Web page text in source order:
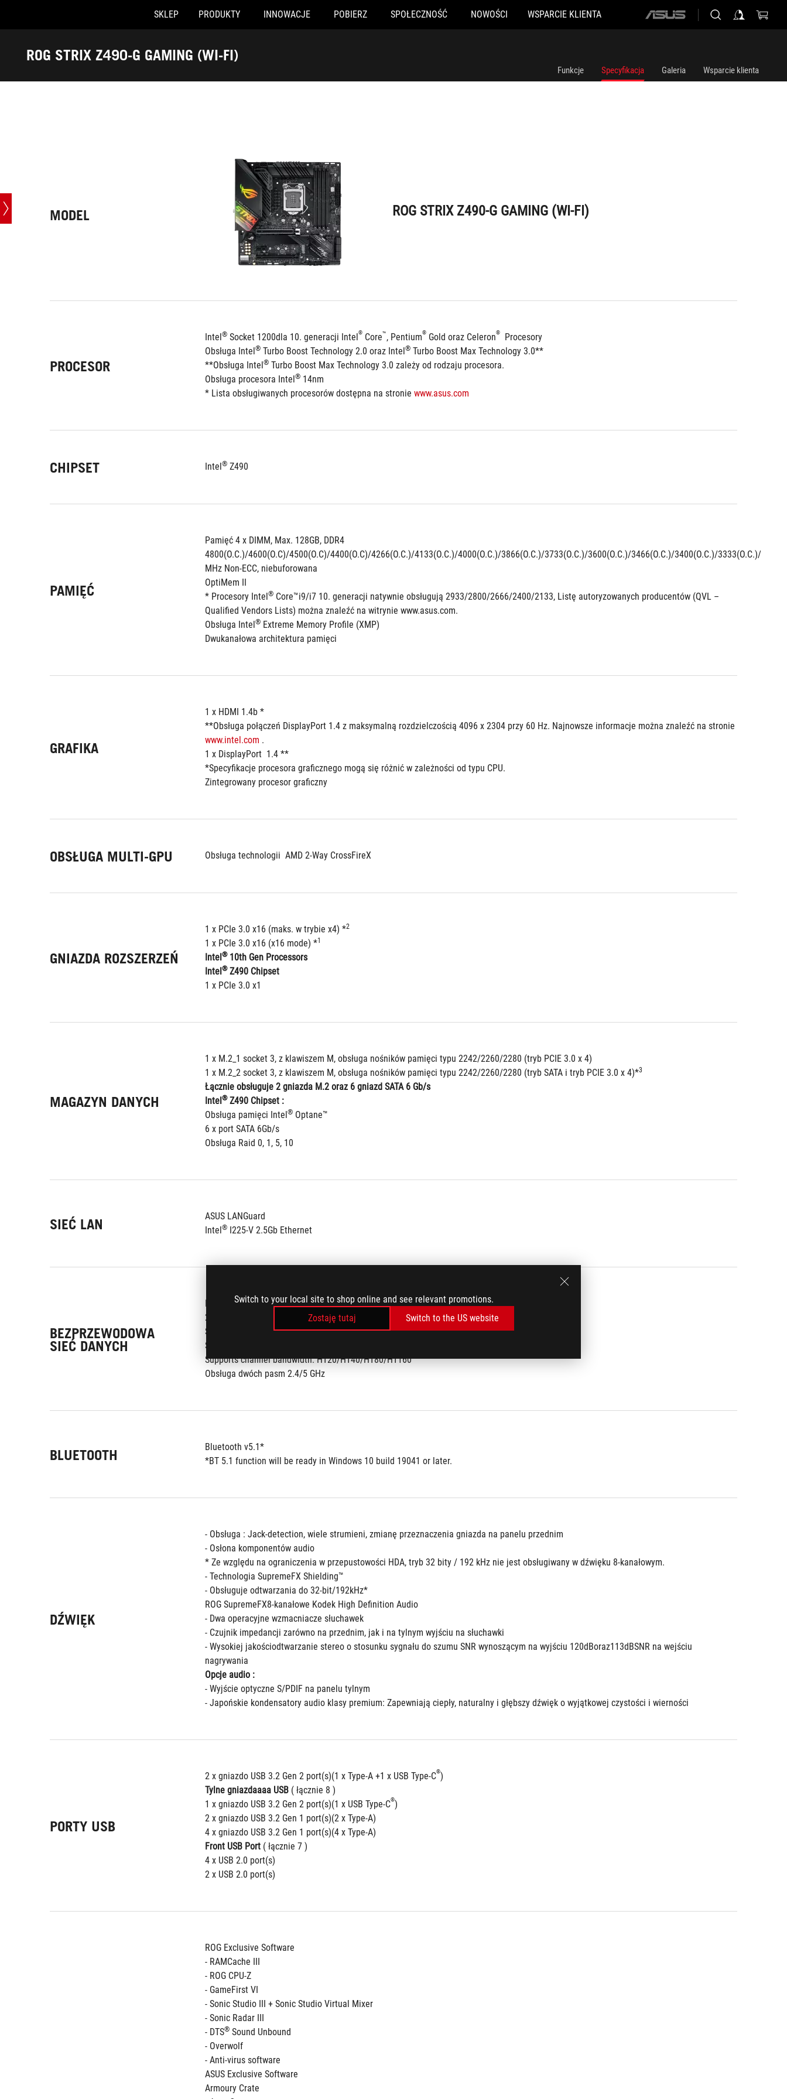
Switch to your local site to shop online and see relevant promotions.
Zostaję tutaj
Switch to the US website
Accessibility links
SKLEP PRODUKTY INNOWACJE POBIERZ SPOŁECZNOŚĆ NOWOŚCI WSPARCIE KLIENTA
ASUS
ROG STRIX Z490-G GAMING (WI-FI)
Specyfikacja
Funkcje Specyfikacja Galeria Wsparcie klienta
MODEL ROG STRIX Z490-G GAMING (WI-FI)
PROCESOR
Intel® Socket 1200dla 10. generacji Intel® Core™, Pentium® Gold oraz Celeron®
  Procesory
Obsługa Intel® Turbo Boost Technology 2.0 oraz Intel® Turbo Boost Max Technology 3.0**
**Obsługa Intel® Turbo Boost Max Technology 3.0 zależy od rodzaju procesora.
Obsługa procesora Intel® 14nm
* Lista obsługiwanych procesorów dostępna na stronie www.asus.com
CHIPSET Intel® Z490
PAMIĘĆ
Pamięć 4 x DIMM, Max. 128GB, DDR4
4800(O.C.)/4600(O.C)/4500(O.C)/4400(O.C)/4266(O.C.)/4133(O.C.)/4000(O.C.)/3866(O.C.)/3733(O.C.)/3600(O.C.)/3466(O.C.)/3400(O.C.)/3333(O.C.)/
MHz Non-ECC, niebuforowana
OptiMem II
* Procesory Intel® Core™i9/i7 10. generacji natywnie obsługują 2933/2800/2666/2400/2133, Listę autoryzowanych producentów (QVL –
Qualified Vendors Lists) można znaleźć na witrynie www.asus.com.
Obsługa Intel® Extreme Memory Profile (XMP)
Dwukanałowa architektura pamięci
GRAFIKA
1 x HDMI 1.4b *
www.intel.com .
1 x DisplayPort  1.4 **
*Specyfikacje procesora graficznego mogą się różnić w zależności od typu CPU.
Zintegrowany procesor graficzny
OBSŁUGA MULTI-GPU Obsługa technologii  AMD 2-Way CrossFireX
GNIAZDA ROZSZERZEŃ
1 x PCIe 3.0 x16 (maks. w trybie x4) *2
1 x PCIe 3.0 x16 (x16 mode) *1
Intel® 10th Gen Processors
Intel® Z490 Chipset
1 x PCIe 3.0 x1
MAGAZYN DANYCH
1 x M.2_1 socket 3, z klawiszem M, obsługa nośników pamięci typu 2242/2260/2280 (tryb PCIE 3.0 x 4)
1 x M.2_2 socket 3, z klawiszem M, obsługa nośników pamięci typu 2242/2260/2280 (tryb SATA i tryb PCIE 3.0 x 4)*3
Łącznie obsługuje 2 gniazda M.2 oraz 6 gniazd SATA 6 Gb/s
Intel® Z490 Chipset :
Obsługa pamięci Intel® Optane™
6 x port SATA 6Gb/s
Obsługa Raid 0, 1, 5, 10
SIEĆ LAN
ASUS LANGuard
Intel® I225-V 2.5Gb Ethernet
BEZPRZEWODOWA
SIEĆ DANYCH
Intel
Wi-Fi 6 AX201
2x2 Wi-Fi 6 (802.11 a/b/g/n/ac/ax) support 1024QAM/OFDMA/MU-MIMO
Supports up to 2.4Gbps max data rate
Supports CNVI interface
Supports channel bandwidth: HT20/HT40/HT80/HT160
Obsługa dwóch pasm 2.4/5 GHz
BLUETOOTH
Bluetooth v5.1*
*BT 5.1 function will be ready in Windows 10 build 19041 or later.
DŹWIĘK
- Obsługa : Jack-detection, wiele strumieni, zmianę przeznaczenia gniazda na panelu przednim
- Osłona komponentów audio
* Ze względu na ograniczenia w przepustowości HDA, tryb 32 bity / 192 kHz nie jest obsługiwany w dźwięku 8-kanałowym.
- Technologia SupremeFX Shielding™
- Obsługuje odtwarzania do 32-bit/192kHz*
ROG SupremeFX8-kanałowe Kodek High Definition Audio
- Dwa operacyjne wzmacniacze słuchawek
- Czujnik impedancji zarówno na przednim, jak i na tylnym wyjściu na słuchawki
- Wysokiej jakościodtwarzanie stereo o stosunku sygnału do szumu SNR wynoszącym na wyjściu 120dBoraz113dBSNR na wejściu
nagrywania
Opcje audio :
- Wyjście optyczne S/PDIF na panelu tylnym
- Japońskie kondensatory audio klasy premium: Zapewniają ciepły, naturalny i głębszy dźwięk o wyjątkowej czystości i wierności
PORTY USB
2 x gniazdo USB 3.2 Gen 2 port(s)(1 x Type-A +1 x USB Type-C®)
Tylne gniazdaaaa USB ( łącznie 8 )
1 x gniazdo USB 3.2 Gen 2 port(s)(1 x USB Type-C®)
2 x gniazdo USB 3.2 Gen 1 port(s)(2 x Type-A)
4 x gniazdo USB 3.2 Gen 1 port(s)(4 x Type-A)
Front USB Port ( łącznie 7 )
4 x USB 2.0 port(s)
2 x USB 2.0 port(s)
ROG Exclusive Software
- RAMCache III
- ROG CPU-Z
- GameFirst VI
- Sonic Studio III + Sonic Studio Virtual Mixer
- Sonic Radar III
- DTS® Sound Unbound
- Overwolf
- Anti-virus software
ASUS Exclusive Software
Armoury Crate
ROG STRIX Z490-G GAMING (WI-FI)